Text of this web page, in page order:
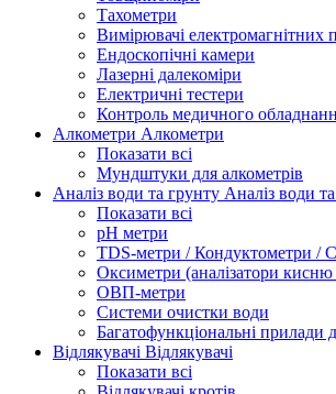
Тахометри
Вимірювачі електромагнітних
Ендоскопічні камери
Лазерні далекоміри
Електричні тестери
Контроль медичного
Алкометри Алкометри
Показати всі
Мундштуки для алкометрів
Аналіз води та грунту Аналіз води
Показати всі
рН метри
TDS-метри / Кондуктометри /
Оксиметри (аналізатори кисню
ОВП-метри
Системи очистки води
Багатофункціональні прилади
Відлякувачі Відлякувачі
Показати всі